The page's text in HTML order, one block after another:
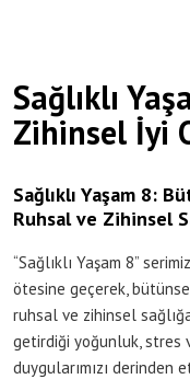
Sağlıklı
Zihinsel İyi
Sağlıklı Yaşam 8:
Ruhsal ve Zihinsel
“Sağlıklı Yaşam 8”
ötesine geçerek,
ruhsal ve zihinsel
getirdiği yoğunluk, stres
duygularımızı derinden